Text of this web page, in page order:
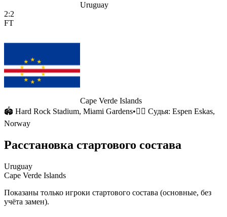
Uruguay
2:2
FT
Cape Verde Islands
🏟 Hard Rock Stadium, Miami Gardens•🧑‍⚖️ Судья: Espen Eskas,
Norway
Расстановка стартового состава
Uruguay
Cape Verde Islands
Показаны только игроки стартового состава (основные, без
учёта замен).